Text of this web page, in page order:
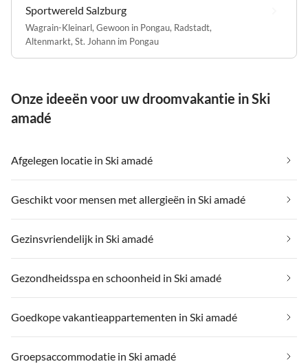
Sportwereld Salzburg
Wagrain-Kleinarl, Gewoon in Pongau, Radstadt,
Altenmarkt, St. Johann im Pongau
Onze ideeën voor uw droomvakantie in Ski
amadé
Afgelegen locatie in Ski amadé
Geschikt voor mensen met allergieën in Ski amadé
Gezinsvriendelijk in Ski amadé
Gezondheidsspa en schoonheid in Ski amadé
Goedkope vakantieappartementen in Ski amadé
Groepsaccommodatie in Ski amadé